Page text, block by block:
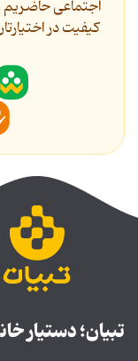
اجتماعی حاضریم
کیفیت در
تبیان؛ دستیار